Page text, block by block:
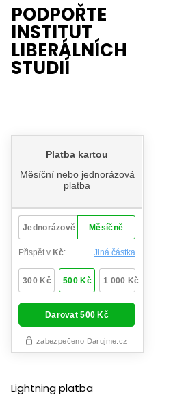
PODPOŘTE
INSTITUT
LIBERÁLNÍCH
STUDIÍ
Lightning platba